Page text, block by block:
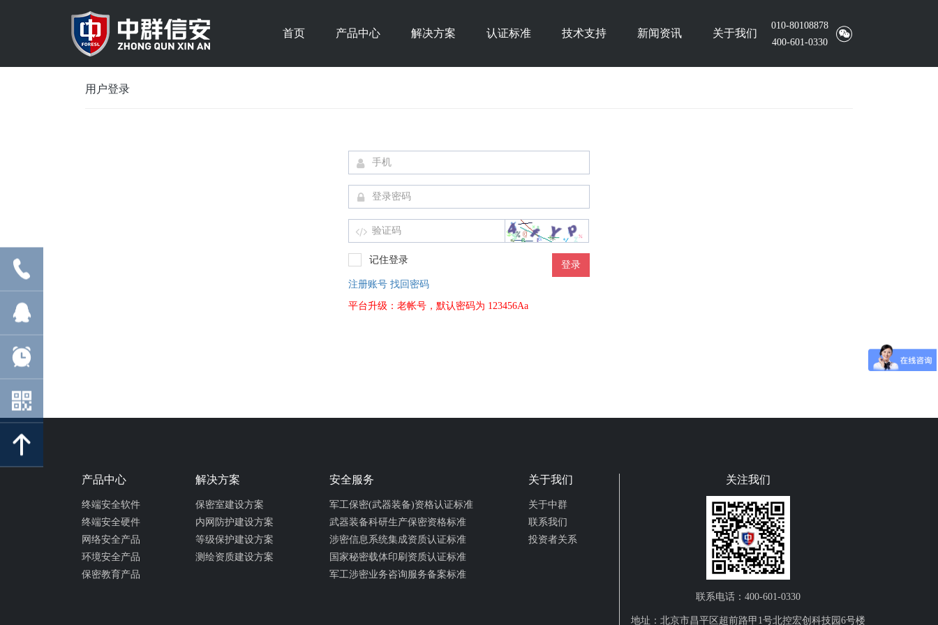
首页 产品中心 解决方案 认证标准 技术支持 新闻资讯 关于我们
010-80108878
400-601-0330
用户登录
记住登录
登录
注册账号 找回密码
平台升级：老帐号，默认密码为 123456Aa
产品中心
终端安全软件
终端安全硬件
网络安全产品
环境安全产品
保密教育产品
解决方案
保密室建设方案
内网防护建设方案
等级保护建设方案
测绘资质建设方案
安全服务
军工保密(武器装备)资格认证标准
武器装备科研生产保密资格标准
涉密信息系统集成资质认证标准
国家秘密载体印刷资质认证标准
军工涉密业务咨询服务备案标准
关于我们
关于中群
联系我们
投资者关系
关注我们
联系电话：400-601-0330
地址：北京市昌平区超前路甲1号北控宏创科技园6号楼